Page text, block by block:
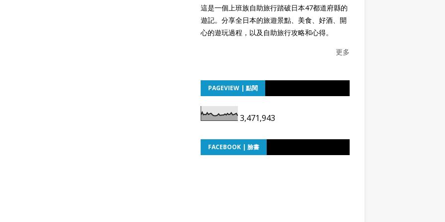
這是一個上班族自助旅行踏破日本47都道府縣的
遊記。分享全日本的旅遊景點、美食、好酒、開
心的遊玩過程，以及自助旅行攻略和心得。
更多
PAGEVIEW | 點閱
3,471,943
FACEBOOK | 臉書